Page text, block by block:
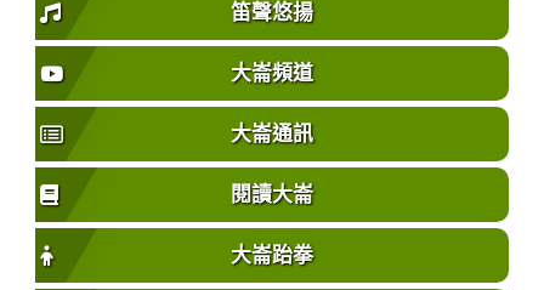
笛聲悠揚
大崙頻道
大崙通訊
閱讀大崙
大崙跆拳